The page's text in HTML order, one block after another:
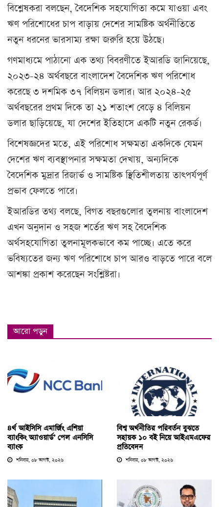
বিশ্লেষকরা বলছেন, বৈদেশিক সহযোগিতা কমে যাওয়া এবং
ঋণ পরিশোধের চাপ বাড়ায় দেশের সামষ্টিক অর্থনীতিতে
নতুন ধরনের ভারসাম্য রক্ষা জরুরি হয়ে উঠছে।
গণমাধ্যমে পাঠানো এক তথ্য বিবরণীতে ইআরডি জানিয়েছে,
২০২৩-২৪ অর্থবছরে বাংলাদেশ বৈদেশিক ঋণ পরিশোধ
করেছে ৩ দশমিক ৩৭ বিলিয়ন ডলার। আর ২০২৪-২৫
অর্থবছরের প্রথম দিকে তা ২১ শতাংশ বেড়ে ৪ বিলিয়ন
ডলার ছাড়িয়েছে, যা দেশের ইতিহাসে একটি নতুন রেকর্ড।
বিশেষজ্ঞদের মতে, এই পরিশোধ সক্ষমতা একদিকে যেমন
দেশের ঋণ ব্যবস্থাপনার সক্ষমতা দেখায়, অন্যদিকে
বৈদেশিক মুদ্রার রিজার্ভ ও সামষ্টিক স্থিতিশীলতায় তাৎপর্যপূর্ণ
প্রভাব ফেলতে পারে।
ইআরডির তথ্য বলছে, বিগত বছরগুলোর তুলনায় বাংলাদেশ
এখন অনুদান ও সহজ শর্তের ঋণ সহ বৈদেশিক
অর্থসহযোগিতা তুলনামূলকভাবে কম পাচ্ছে। এতে করে
ভবিষ্যতের জন্য ঋণ পরিশোধে চাপ আরও বাড়তে পারে বলে
আশঙ্কা প্রকাশ করেছেন সংশ্লিষ্টরা।
আরো পড়ুন
৪র্থ আইসিসি এমার্জিং এশিয়া
ব্যাংকিং অ্যাওয়ার্ড’ পেল এনসিসি
ব্যাংক
শনিবার, ০৮ আগস্ট, ২০২৬
বিশ্ব অর্থনীতির পরিবর্তন বুঝতে
সহায়ক ১০ বই নিয়ে আইএমএফের
প্রতিবেদন
শনিবার, ০৮ আগস্ট, ২০২৬